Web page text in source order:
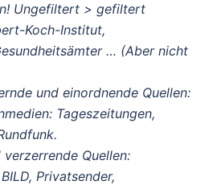
Ungefiltert > gefiltert
Koch-Institut,
… (Aber nicht
und einordnende Quellen:
Tageszeitungen,
Quellen:
Privatsender,